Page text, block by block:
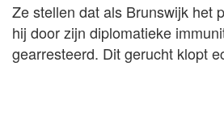
Ze stellen dat als Brunswijk het
hij door zijn diplomatieke
gearresteerd. Dit gerucht klopt